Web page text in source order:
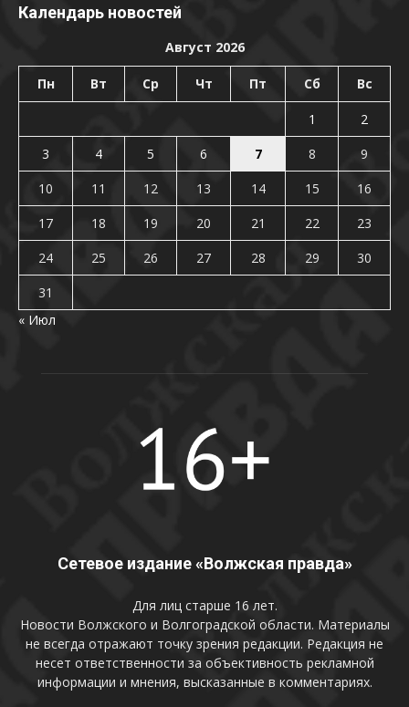
Календарь новостей
Август 2026
Пн Вт Ср Чт Пт Сб Вс
1
2
3
4 5 6 7 8
9
10
11 12 13 14 15
16
17
18 19 20 21 22
23
24
25 26 27 28 29
30
31
« Июл
Сетевое издание «Волжская правда»
Для лиц старше 16 лет.
Новости Волжского и Волгоградской области. Материалы
не всегда отражают точку зрения редакции. Редакция не
несет ответственности за объективность рекламной
информации и мнения, высказанные в комментариях.